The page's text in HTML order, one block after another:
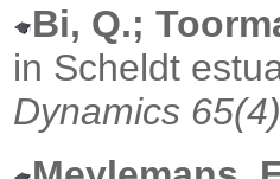
Bi, Q.;
in Scheldt
Dynamics 65(4)